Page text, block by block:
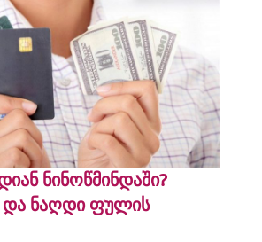
ნინოწმინდაში?
და ნაღდი ფულის